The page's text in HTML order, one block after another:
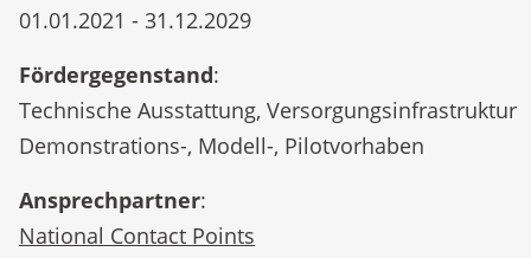
01.01.2021 - 31.12.2029
Fördergegenstand:
Technische Ausstattung, Versorgungsinfrastruktur
Demonstrations-, Modell-, Pilotvorhaben
Ansprechpartner:
National Contact Points